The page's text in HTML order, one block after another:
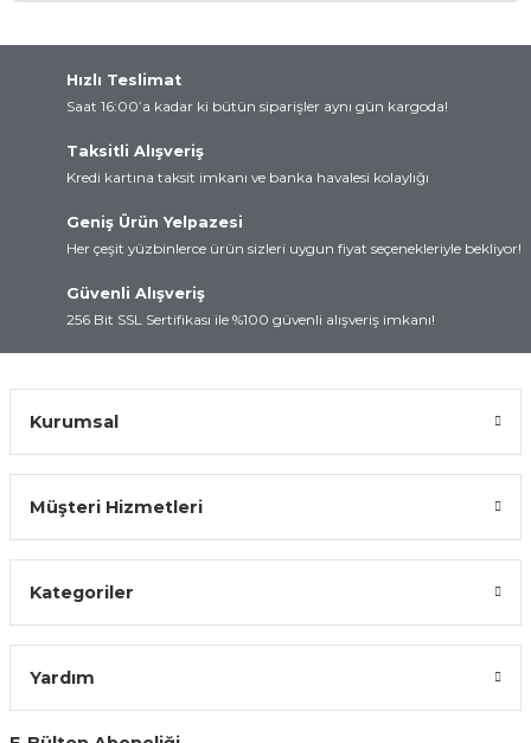
tarafımıza iletebilirsiniz.
Görüş ve önerileriniz için teşekkür ederiz.
Ürün resmi kalitesiz, bozuk veya görüntülenemiyor.
Ürün bilgilerinde hatalar bulunuyor.
Ürün fiyatı diğer sitelerden daha pahalı.
Bu ürüne benzer farklı alternatifler olmalı.
Hızlı Teslimat
Saat 16:00’a kadar ki bütün siparişler aynı gün kargoda!
Taksitli Alışveriş
Kredi kartına taksit imkanı ve banka havalesi kolaylığı
Geniş Ürün Yelpazesi
Her çeşit yüzbinlerce ürün sizleri uygun fiyat seçenekleriyle bekliyor!
Güvenli Alışveriş
256 Bit SSL Sertifikası ile %100 güvenli alışveriş imkanı!
Kurumsal
Müşteri Hizmetleri
Kategoriler
Yardım